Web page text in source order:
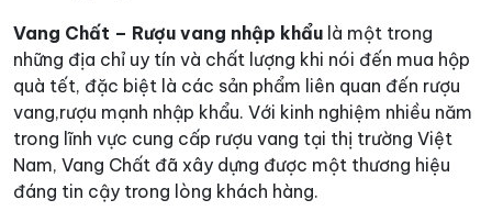
Vang Chất – Rượu vang nhập khẩu là một trong
những địa chỉ uy tín và chất lượng khi nói đến mua hộp
quà tết, đặc biệt là các sản phẩm liên quan đến rượu
vang,rượu mạnh nhập khẩu. Với kinh nghiệm nhiều năm
trong lĩnh vực cung cấp rượu vang tại thị trường Việt
Nam, Vang Chất đã xây dựng được một thương hiệu
đáng tin cậy trong lòng khách hàng.